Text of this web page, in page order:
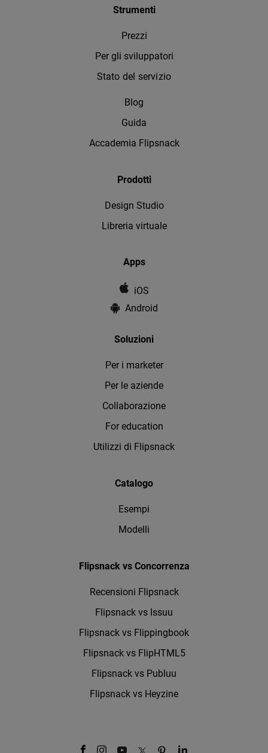
Strumenti
Prezzi
Per gli sviluppatori
Stato del servizio
Blog
Guida
Accademia Flipsnack
Prodotti
Design Studio
Libreria virtuale
Apps
iOS
Android
Soluzioni
Per i marketer
Per le aziende
Collaborazione
For education
Utilizzi di Flipsnack
Catalogo
Esempi
Modelli
Flipsnack vs Concorrenza
Recensioni Flipsnack
Flipsnack vs Issuu
Flipsnack vs Flippingbook
Flipsnack vs FlipHTML5
Flipsnack vs Publuu
Flipsnack vs Heyzine